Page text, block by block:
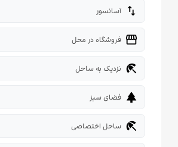
import_export آسانسور
storefront فروشگاه در محل
beach_access نزدیک به ساحل
park فضای سبز
beach_access ساحل اختصاصی